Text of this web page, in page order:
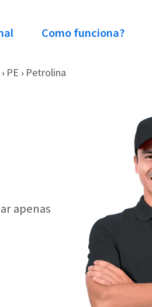
Como funciona?
› PE › Petrolina
apenas